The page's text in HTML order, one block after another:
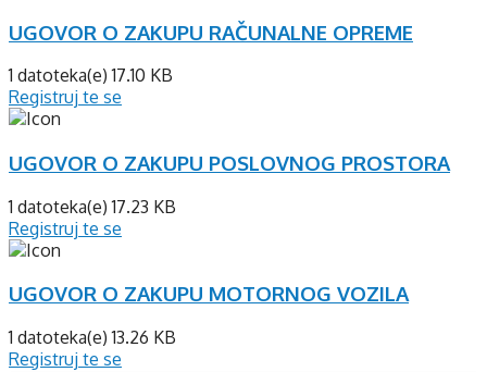
UGOVOR O ZAKUPU RAČUNALNE OPREME
1 datoteka(e)17.10 KB
Registruj te se
UGOVOR O ZAKUPU POSLOVNOG PROSTORA
1 datoteka(e)17.23 KB
Registruj te se
UGOVOR O ZAKUPU MOTORNOG VOZILA
1 datoteka(e)13.26 KB
Registruj te se